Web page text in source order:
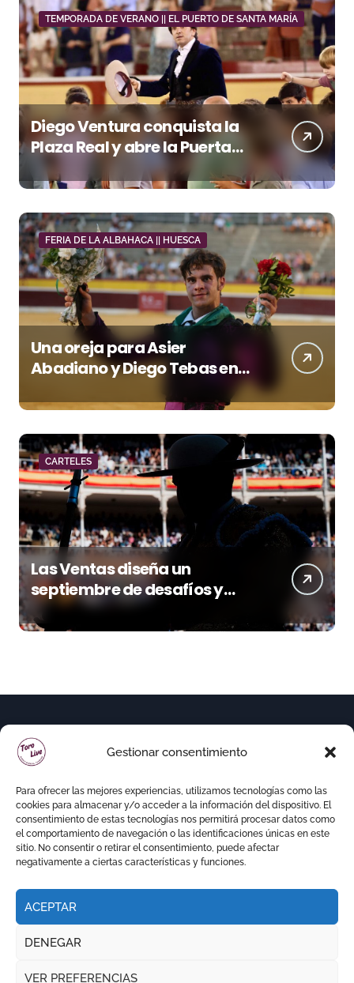
Gestionar consentimiento
Para ofrecer las mejores experiencias, utilizamos tecnologías como las
cookies para almacenar y/o acceder a la información del dispositivo. El
consentimiento de estas tecnologías nos permitirá procesar datos como
el comportamiento de navegación o las identificaciones únicas en este
sitio. No consentir o retirar el consentimiento, puede afectar
negativamente a ciertas características y funciones.
ACEPTAR
DENEGAR
VER PREFERENCIAS
TEMPORADA DE VERANO || EL PUERTO DE SANTA MARÍA
Diego Ventura conquista la
Plaza Real y abre la Puerta
Grande en El Puerto
FERIA DE LA ALBAHACA || HUESCA
Una oreja para Asier
Abadiano y Diego Tebas en
una apertura de la Albahaca
marcada por el buen juego
de Los Maños
CARTELES
Las Ventas diseña un
septiembre de desafíos y
variedad ganadera
Copyright © Todos los derechos reservados